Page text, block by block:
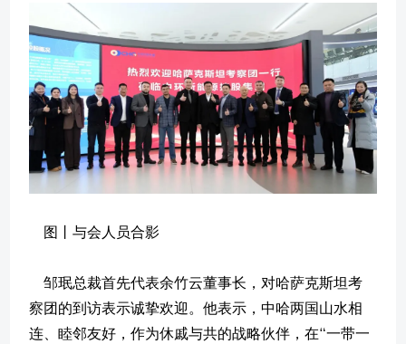
图丨与会人员合影
邹珉总裁首先代表余竹云董事长，对哈萨克斯坦考
察团的到访表示诚挚欢迎。他表示，中哈两国山水相
连、睦邻友好，作为休戚与共的战略伙伴，在“一带一